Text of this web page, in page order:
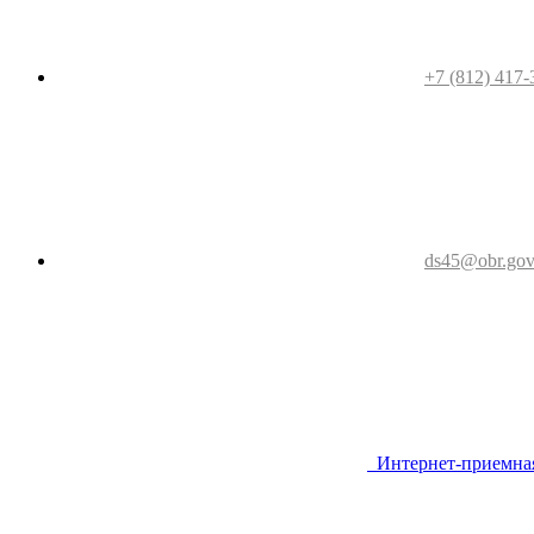
+7 (812) 417-
Интернет-